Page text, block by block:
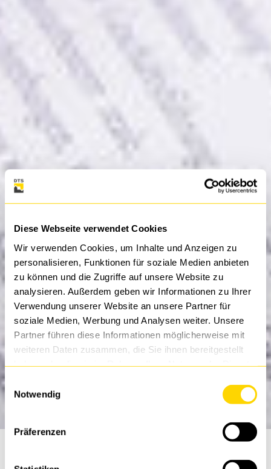
Diese Webseite verwendet Cookies
Wir verwenden Cookies, um Inhalte und Anzeigen zu
personalisieren, Funktionen für soziale Medien anbieten
zu können und die Zugriffe auf unsere Website zu
analysieren. Außerdem geben wir Informationen zu Ihrer
Verwendung unserer Website an unsere Partner für
soziale Medien, Werbung und Analysen weiter. Unsere
Partner führen diese Informationen möglicherweise mit
weiteren Daten zusammen, die Sie ihnen bereitgestellt
Einwilligungsauswahl
Notwendig
Präferenzen